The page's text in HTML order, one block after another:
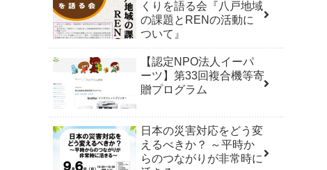
くりを語る会『八戸地域
の課題とRENの活動に
ついて』
【認定NPO法人イーパ
ーツ】第33回複合機等寄
贈プログラム
日本の災害対応をどう変
えるべきか？ ～平時か
らのつながりが非常時に